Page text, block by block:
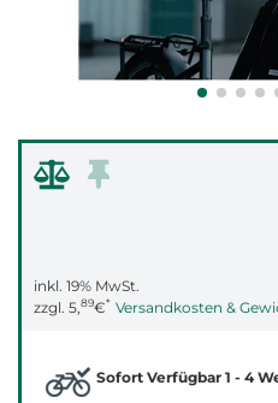
inkl. 19% MwSt.
zzgl. 5,89€* Versandkosten &
Sofort Verfügbar 1 - 4